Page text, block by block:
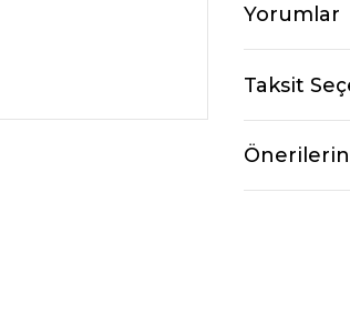
Yorumlar
Taksit